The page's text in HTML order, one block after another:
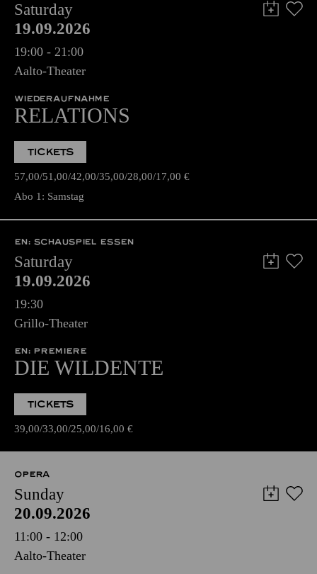
Saturday
19.09.2026
19:00 - 21:00
Aalto-Theater
WIEDERAUFNAHME
RELATIONS
TICKETS
57,00 51,00 42,00 35,00 28,00 17,00 €
Abo 1: Samstag
EN: SCHAUSPIEL ESSEN
Saturday
19.09.2026
19:30
Grillo-Theater
EN: PREMIERE
DIE WILDENTE
TICKETS
39,00 33,00 25,00 16,00 €
OPERA
Sunday
20.09.2026
11:00 - 12:00
Aalto-Theater